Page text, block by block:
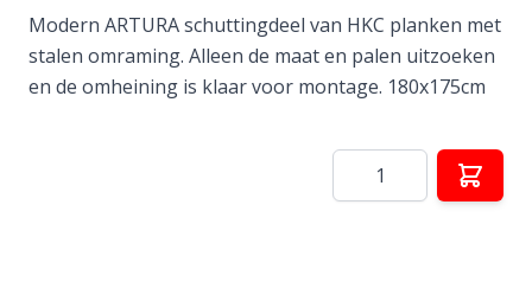
Modern ARTURA schuttingdeel van HKC planken met
stalen omraming. Alleen de maat en palen uitzoeken
en de omheining is klaar voor montage. 180x175cm
Aantal